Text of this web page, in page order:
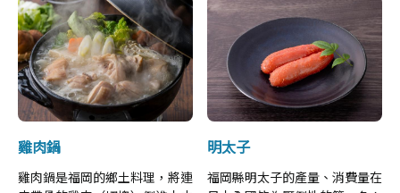
雞肉鍋
雞肉鍋是福岡的鄉土料理，將連
明太子
福岡縣明太子的產量、消費量在